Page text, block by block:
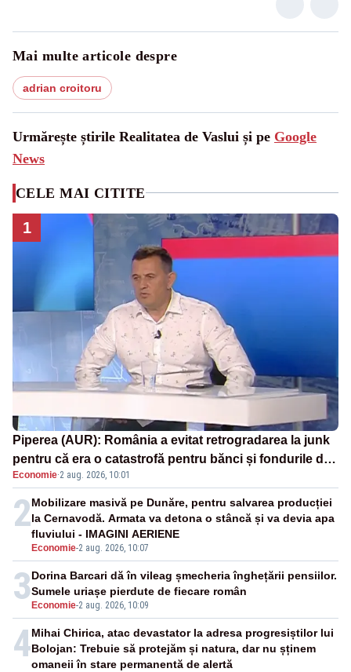
Mai multe articole despre
adrian croitoru
Urmărește știrile Realitatea de Vaslui și pe Google
News
CELE MAI CITITE
1
Piperea (AUR): România a evitat retrogradarea la junk
pentru că era o catastrofă pentru bănci și fondurile de
pensii
Economie·2 aug. 2026, 10:01
2
Economie-2 aug. 2026, 10:07
Mobilizare masivă pe Dunăre, pentru salvarea producției
la Cernavodă. Armata va detona o stâncă și va devia apa
fluviului - IMAGINI AERIENE
3 Economie-2 aug. 2026, 10:09
Dorina Barcari dă în vileag șmecheria înghețării pensiilor.
Sumele uriașe pierdute de fiecare român
4Mihai Chirica, atac devastator la adresa progresiștilor lui
Bolojan: Trebuie să protejăm și natura, dar nu șținem
omaneii în stare permanentă de alertă